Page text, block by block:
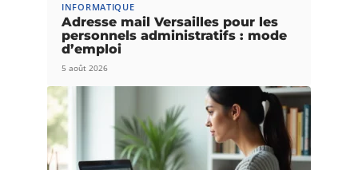
INFORMATIQUE
Adresse mail Versailles pour les
personnels administratifs : mode
d’emploi
5 août 2026